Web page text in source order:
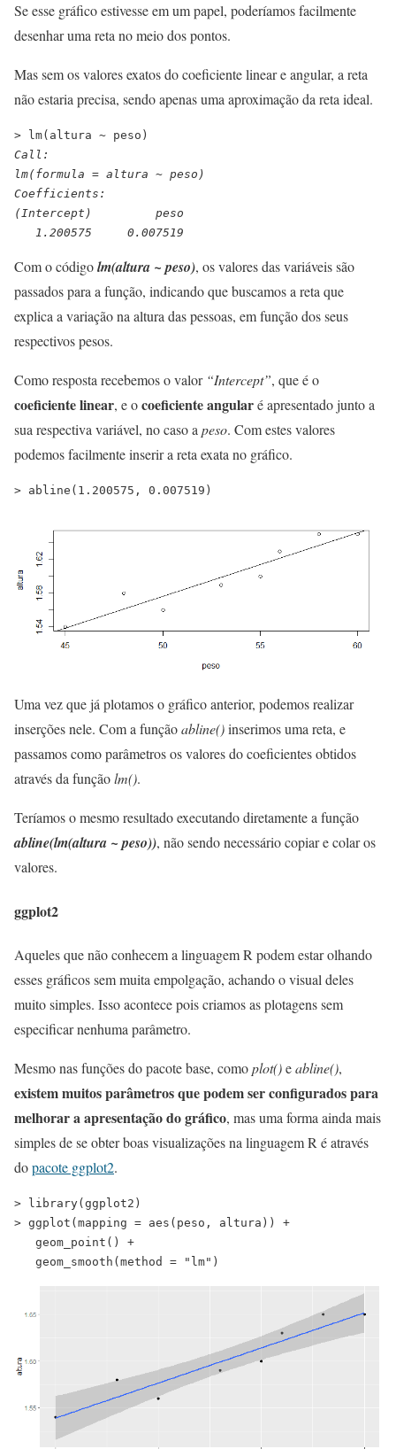
Se esse gráfico estivesse em um papel, poderíamos facilmente
desenhar uma reta no meio dos pontos.
Mas sem os valores exatos do coeficiente linear e angular, a reta
não estaria precisa, sendo apenas uma aproximação da reta ideal.
> lm(altura ~ peso)
Call:
lm(formula = altura ~ peso)
Coefficients:
(Intercept)         peso
1.200575     0.007519
Com o códigolm(altura ~ peso), os valores das variáveis são
passados para a função, indicando que buscamos a reta que
explica a variação na altura das pessoas, em função dos seus
respectivos pesos.
Como resposta recebemos o valor “Intercept”, que é o
coeficiente linear, e ocoeficiente angularé apresentado junto a
sua respectiva variável, no caso apeso. Com estes valores
podemos facilmente inserir a reta exata no gráfico.
> abline(1.200575, 0.007519)
Uma vez que já plotamos o gráfico anterior, podemos realizar
inserções nele. Com a funçãoabline()inserimos uma reta, e
passamos como parâmetros os valores do coeficientes obtidos
através da funçãolm().
Teríamos o mesmo resultado executando diretamente a função
abline(lm(altura ~ peso)), não sendo necessário copiar e colar os
valores.
ggplot2
Aqueles que não conhecem a linguagem R podem estar olhando
esses gráficos sem muita empolgação, achando o visual deles
muito simples. Isso acontece pois criamos as plotagens sem
especificar nenhuma parâmetro.
Mesmo nas funções do pacote base, comoplot()eabline(),
existem muitos parâmetros que podem ser configurados para
melhorar a apresentação do gráfico, mas uma forma ainda mais
simples de se obter boas visualizações na linguagem R é através
dopacote ggplot2.
> library(ggplot2)
> ggplot(mapping = aes(peso, altura)) +
   geom_point() +
   geom_smooth(method = "lm")